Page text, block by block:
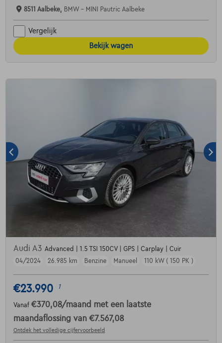
8511 Aalbeke, BMW - MINI Pautric Aalbeke
Vergelijk
Bekijk wagen
Audi A3 Advanced | 1.5 TSI 150CV | GPS | Carplay | Cuir
04/2024
26.985 km Benzine Manueel 110 kW ( 150 PK )
€23.990 1
Vanaf €370,08/maand met een laatste
maandaflossing van €7.567,08
Ontdek het volledige cijfervoorbeeld